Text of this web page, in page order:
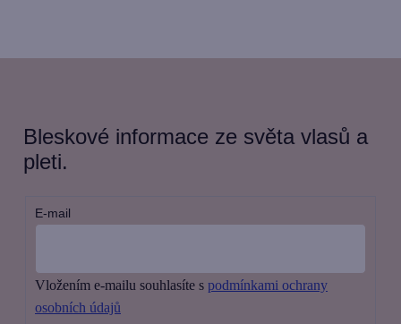
Bleskové informace ze světa vlasů a
pleti.
E-mail
Vložením e-mailu souhlasíte s podmínkami ochrany
osobních údajů